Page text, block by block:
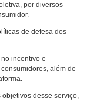
por diversos
de defesa dos
incentivo e
além de
desse serviço,